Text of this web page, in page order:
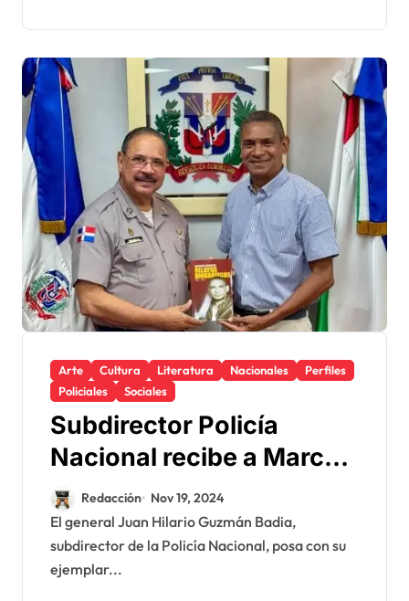
Arte Cultura Literatura Nacionales
Perfiles
Policiales
Sociales
Subdirector Policía
Nacional recibe a Marcos
Sánchez en su despacho
para adquirir su ejemplar
de «Relatos Biográficos:
1983-2023»
Redacción Nov 19, 2024
El general Juan Hilario Guzmán Badia,
subdirector de la Policía Nacional, posa con su
ejemplar...